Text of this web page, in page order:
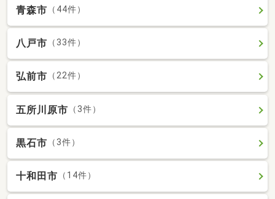
青森市 （44件）
八戸市 （33件）
弘前市 （22件）
五所川原市 （3件）
黒石市 （3件）
十和田市 （14件）